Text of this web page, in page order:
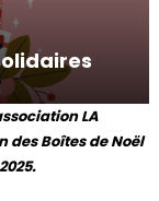
LA
des Boîtes de Noël